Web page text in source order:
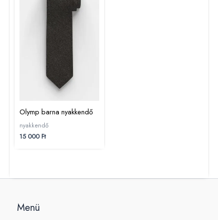
Olymp barna nyakkendő
nyakkendő
15 000Ft
Menü